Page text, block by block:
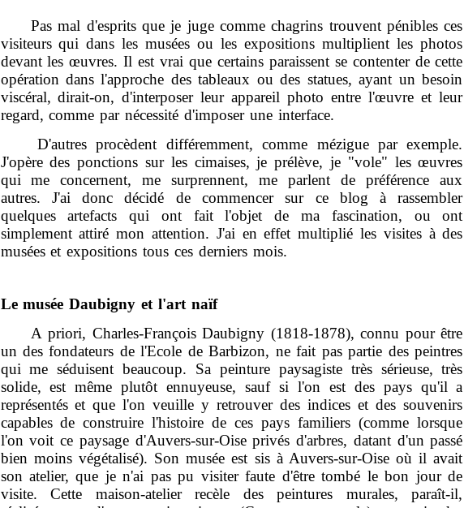
Pas mal d'esprits que je juge comme chagrins trouvent pénibles ces
visiteurs qui dans les musées ou les expositions multiplient les photos
devant les œuvres. Il est vrai que certains paraissent se contenter de cette
opération dans l'approche des tableaux ou des statues, ayant un besoin
viscéral, dirait-on, d'interposer leur appareil photo entre l'œuvre et leur
regard, comme par nécessité d'imposer une interface.
D'autres procèdent différemment, comme mézigue par exemple.
J'opère des ponctions sur les cimaises, je prélève, je "vole" les œuvres
qui me concernent, me surprennent, me parlent de préférence aux
autres. J'ai donc décidé de commencer sur ce blog à rassembler
quelques artefacts qui ont fait l'objet de ma fascination, ou ont
simplement attiré mon attention. J'ai en effet multiplié les visites à des
musées et expositions tous ces derniers mois.
Le musée Daubigny et l'art naïf
A priori, Charles-François Daubigny (1818-1878), connu pour être
un des fondateurs de l'Ecole de Barbizon, ne fait pas partie des peintres
qui me séduisent beaucoup. Sa peinture paysagiste très sérieuse, très
solide, est même plutôt ennuyeuse, sauf si l'on est des pays qu'il a
représentés et que l'on veuille y retrouver des indices et des souvenirs
capables de construire l'histoire de ces pays familiers (comme lorsque
l'on voit ce paysage d'Auvers-sur-Oise privés d'arbres, datant d'un passé
bien moins végétalisé). Son musée est sis à Auvers-sur-Oise où il avait
son atelier, que je n'ai pas pu visiter faute d'être tombé le bon jour de
visite. Cette maison-atelier recèle des peintures murales, paraît-il,